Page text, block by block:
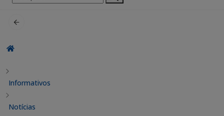
por:
Informativos
Notícias